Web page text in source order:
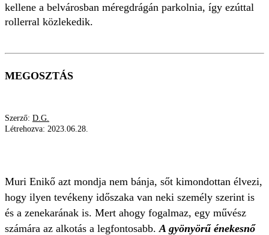
kellene a belvárosban méregdrágán parkolnia, így ezúttal
rollerral közlekedik.
MEGOSZTÁS
Szerző: D.G.
Létrehozva: 2023.06.28.
Muri Enikő azt mondja nem bánja, sőt kimondottan élvezi,
hogy ilyen tevékeny időszaka van neki személy szerint is
és a zenekarának is. Mert ahogy fogalmaz, egy művész
számára az alkotás a legfontosabb.A gyönyörű énekesnő